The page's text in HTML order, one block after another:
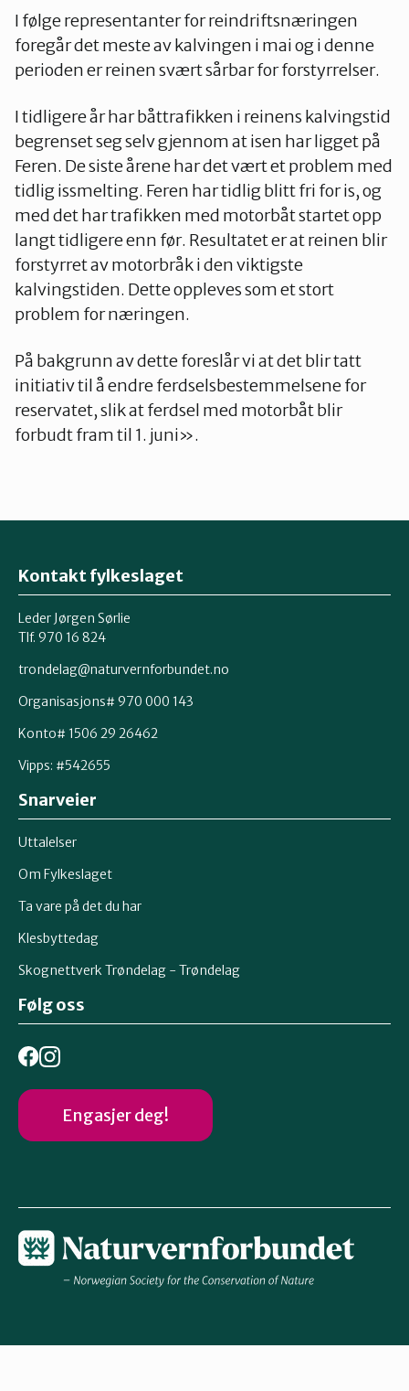
I følge representanter for reindriftsnæringen
foregår det meste av kalvingen i mai og i denne
perioden er reinen svært sårbar for forstyrrelser.
I tidligere år har båttrafikken i reinens kalvingstid
begrenset seg selv gjennom at isen har ligget på
Feren. De siste årene har det vært et problem med
tidlig issmelting. Feren har tidlig blitt fri for is, og
med det har trafikken med motorbåt startet opp
langt tidligere enn før. Resultatet er at reinen blir
forstyrret av motorbråk i den viktigste
kalvingstiden. Dette oppleves som et stort
problem for næringen.
På bakgrunn av dette foreslår vi at det blir tatt
initiativ til å endre ferdselsbestemmelsene for
reservatet, slik at ferdsel med motorbåt blir
forbudt fram til 1. juni».
Kontakt fylkeslaget
Leder Jørgen Sørlie
Tlf. 970 16 824
trondelag@naturvernforbundet.no
Organisasjons# 970 000 143
Konto# 1506 29 26462
Vipps: #542655
Snarveier
Uttalelser
Om Fylkeslaget
Ta vare på det du har
Klesbyttedag
Skognettverk Trøndelag - Trøndelag
Følg oss
Engasjer deg!